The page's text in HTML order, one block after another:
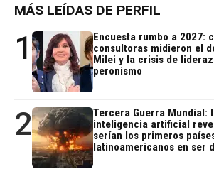
MÁS LEÍDAS DE PERFIL
1
Encuesta rumbo a 2027:
consultoras midieron el
Milei y la crisis de
peronismo
2
Tercera Guerra Mundial:
inteligencia artificial
serían los primeros
latinoamericanos en ser